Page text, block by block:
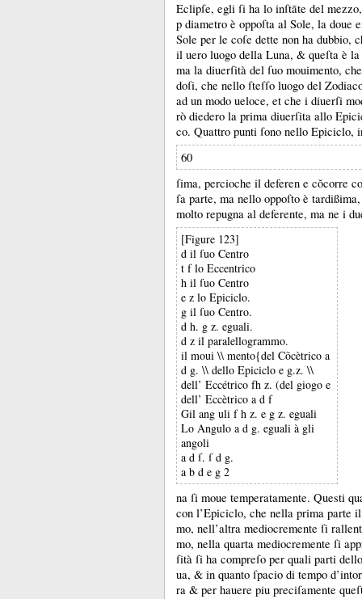
Eclipſe, egli ſi ha lo inſtāte del
p diametro è oppoſta al Sole, la doue
Sole per le coſe dette non ha dubbio,
il uero luogo della Luna, & queſta è
ma la diuerſità del ſuo mouimento,
doſi, che nello ſteſſo luogo del
ad un modo ueloce, et che i diuerſi
rò diedero la prima diuerſita allo
co. Quattro punti ſono nello Epiciclo,
60
ſima, percioche il deferen e cŏcorre
ſa parte, ma nello oppoſto è
molto repugna al deferente, ma ne i
[Figure 123]
d il ſuo Centro
t f lo Eccentrico
h il ſuo Centro
e z lo Epiciclo.
g il ſuo Centro.
d h. g z. eguali.
d z il paralellogrammo.
il moui \\ mento{del Cõcètrico a
d g. \\ dello Epiciclo e g.z. \\
dell’ Eccétrico fh z. (del giogo e
dell’ Eccètrico a d f
Gil ang uli f h z. e g z. eguali
Lo Angulo a d g. eguali à gli
angoli
a d ſ. ſ d g.
a b d e g 2
na ſi moue temperatamente. Questi
con l’Epiciclo, che nella prima parte
mo, nell’altra mediocremente ſi
mo, nella quarta mediocremente ſi
ſità ſi ha compreſo per quali parti
ua, & in quanto ſpacio di tempo
ra & per hauere piu preciſamente